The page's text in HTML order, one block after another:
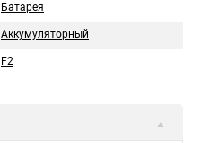
Батарея
Аккумуляторный
F2